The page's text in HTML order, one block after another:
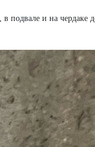
в подвале и на чердаке